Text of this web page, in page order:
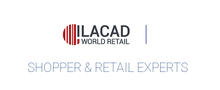
SHOPPER & RETAIL EXPERTS